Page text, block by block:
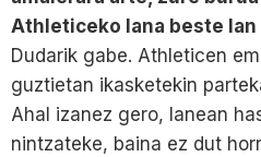
Athleticeko lana beste
Dudarik gabe. Athleticen
guztietan ikasketekin
Ahal izanez gero, lanean
nintzateke, baina ez dut